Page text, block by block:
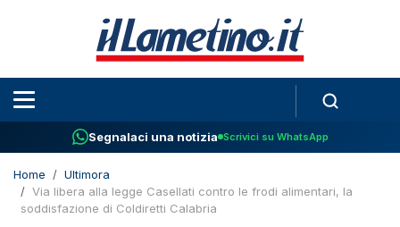
Segnalaci una notizia Scrivici su WhatsApp
Home
Ultimora
Via libera alla legge Casellati contro le frodi alimentari, la
soddisfazione di Coldiretti Calabria